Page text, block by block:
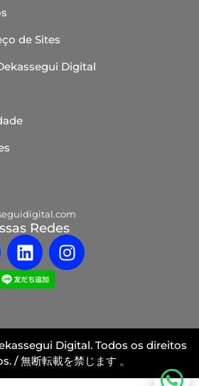
de Sites
Digital
Redes
Digital. Todos os direitos
/ 無断転載を禁じます 。